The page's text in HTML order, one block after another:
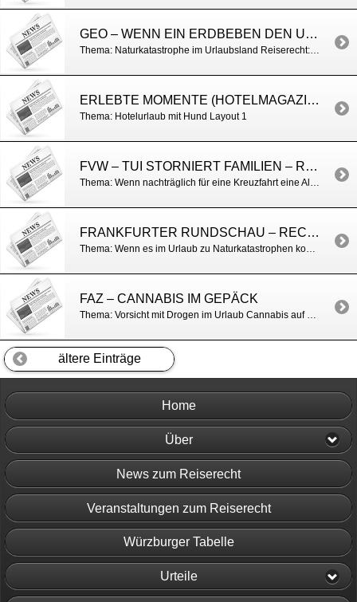
GEO – WENN EIN ERDBEBEN DEN URLAUB INS WANKEN BRINGT
Thema: Naturkatastrophe im Urlaubsland Reiserecht: Wenn ein Erdbeben den Urlaub ins Wanken bringt – [GEO]
ERLEBTE MOMENTE (HOTELMAGAZIN) – URLAUB MIT HUND
Thema: Hotelurlaub mit Hund Layout 1
FVW – TUI STORNIERT FAMILIEN – RECHTENS?
Thema: Wenn nachträglich für eine Kreuzfahrt eine Altersbeschränkung eingeführt wird. Adults-Only-Debatte: TUI Cruises storniert Familien – rechtens?
FRANKFURTER RUNDSCHAU – RECHTE VON URLAUBERN BEI EXTREMWETTER
Thema: Wenn es im Urlaub zu Naturkatastrophen kommt Das sind Ihre Rechte als Urlauber bei Extremwetter
FAZ – CANNABIS IM GEPÄCK
Thema: Vorsicht mit Drogen im Urlaub Cannabis auf Reisen im Gepäck ist überall auf der Welt gefährlich
ältere Einträge
Home
Über
News zum Reiserecht
Veranstaltungen zum Reiserecht
Würzburger Tabelle
Urteile